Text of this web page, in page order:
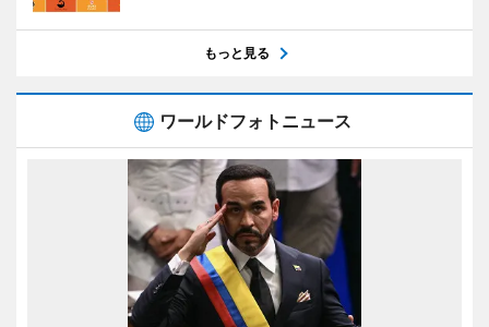
もっと見る
ワールドフォトニュース